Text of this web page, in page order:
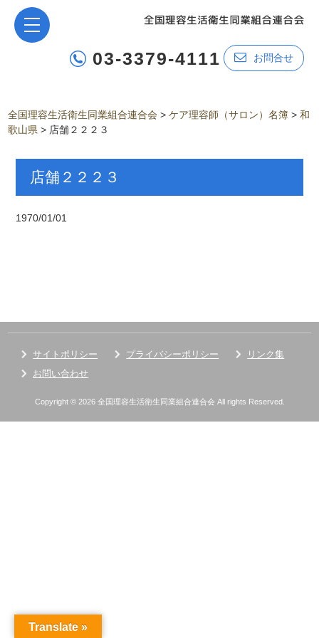
03-3379-4111 お問合せ
全国理容生活衛生同業組合連合会 >ケア理容師（サロン）名簿 >和
歌山県 > 店舗２２２３
店舗２２２３
1970/01/01
サイトポリシー プライバシーポリシー
リンク集
お問い合わせ
Copyright © 2026 全国理容生活衛生同業組合連合会 All rights Reserved.
Translate »